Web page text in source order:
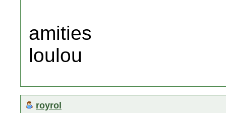
amities
loulou
royrol